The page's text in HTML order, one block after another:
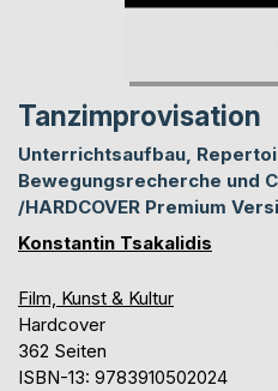
Tanzimprovisation
Unterrichtsaufbau,
Bewegungsrecherche und
/HARDCOVER Premium
Konstantin Tsakalidis
Film, Kunst & Kultur
Hardcover
362 Seiten
ISBN-13: 9783910502024